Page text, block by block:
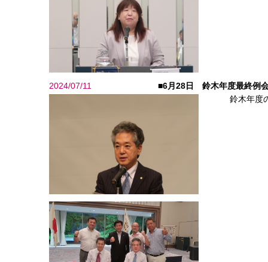
2024/07/11
■6月28日 鈴木年度最終例
鈴木年度